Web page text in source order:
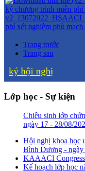
phí xét nghiệm phù
Trang trước
Trang sau
ký hội nghị
Lớp học - Sự kiện
Chiêu sinh lớp
ngày 17 - 28/08/
Hội nghị khoa học
Bình Dương - ngày
KAAACI
Kế hoạch lớp học